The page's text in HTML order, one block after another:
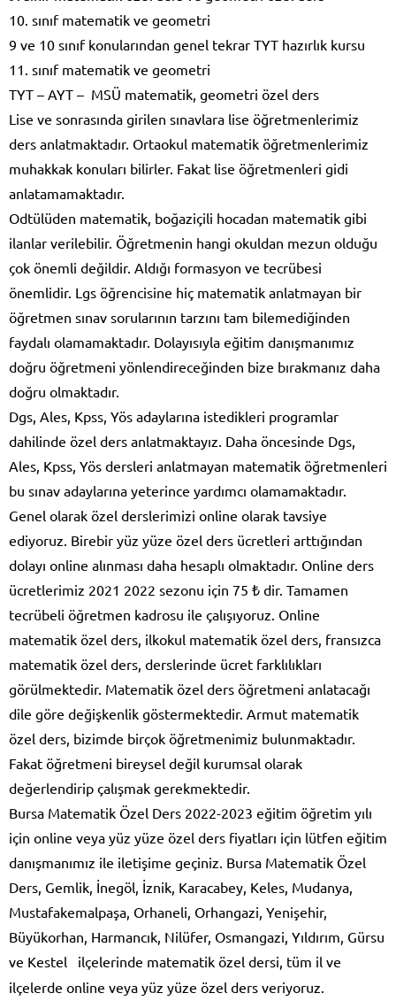
10. sınıf matematik ve geometri
9 ve 10 sınıf konularından genel tekrar TYT hazırlık kursu
11. sınıf matematik ve geometri
TYT – AYT – MSÜ matematik, geometri özel ders
Lise ve sonrasında girilen sınavlara lise öğretmenlerimiz
ders anlatmaktadır. Ortaokul matematik öğretmenlerimiz
muhakkak konuları bilirler. Fakat lise öğretmenleri gidi
anlatamamaktadır.
Odtülüden matematik, boğaziçili hocadan matematik gibi
ilanlar verilebilir. Öğretmenin hangi okuldan mezun olduğu
çok önemli değildir. Aldığı formasyon ve tecrübesi
önemlidir. Lgs öğrencisine hiç matematik anlatmayan bir
öğretmen sınav sorularının tarzını tam bilemediğinden
faydalı olamamaktadır. Dolayısıyla eğitim danışmanımız
doğru öğretmeni yönlendireceğinden bize bırakmanız daha
doğru olmaktadır.
Dgs, Ales, Kpss, Yös adaylarına istedikleri programlar
dahilinde özel ders anlatmaktayız. Daha öncesinde Dgs,
Ales, Kpss, Yös dersleri anlatmayan matematik öğretmenleri
bu sınav adaylarına yeterince yardımcı olamamaktadır.
Genel olarak özel derslerimizi online olarak tavsiye
ediyoruz. Birebir yüz yüze özel ders ücretleri arttığından
dolayı online alınması daha hesaplı olmaktadır. Online ders
ücretlerimiz 2021 2022 sezonu için 75 ₺ dir. Tamamen
tecrübeli öğretmen kadrosu ile çalışıyoruz. Online
matematik özel ders, ilkokul matematik özel ders, fransızca
matematik özel ders, derslerinde ücret farklılıkları
görülmektedir. Matematik özel ders öğretmeni anlatacağı
dile göre değişkenlik göstermektedir. Armut matematik
özel ders, bizimde birçok öğretmenimiz bulunmaktadır.
Fakat öğretmeni bireysel değil kurumsal olarak
değerlendirip çalışmak gerekmektedir.
Bursa Matematik Özel Ders 2022-2023 eğitim öğretim yılı
için online veya yüz yüze özel ders fiyatları için lütfen eğitim
danışmanımız ile iletişime geçiniz. Bursa Matematik Özel
Ders, Gemlik, İnegöl, İznik, Karacabey, Keles, Mudanya,
Mustafakemalpaşa, Orhaneli, Orhangazi, Yenişehir,
Büyükorhan, Harmancık, Nilüfer, Osmangazi, Yıldırım, Gürsu
ve Kestel
ilçelerinde matematik özel dersi, tüm il ve
ilçelerde online veya yüz yüze özel ders veriyoruz.